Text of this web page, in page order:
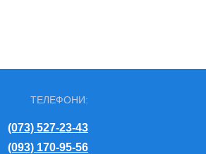
ТЕЛЕФОНИ:
(073) 527-23-43
(093) 170-95-56